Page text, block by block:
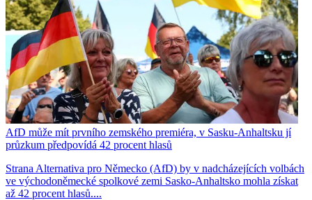
AfD může mít prvního zemského premiéra, v Sasku-Anhaltsku jí
průzkum předpovídá 42 procent hlasů
Strana Alternativa pro Německo (AfD) by v nadcházejících volbách
ve východoněmecké spolkové zemi Sasko-Anhaltsko mohla získat
až 42 procent hlasů....